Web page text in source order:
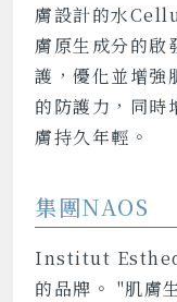
膚設計的水
膚原生成分的啟
護，優化並增強
的防護力，同時
膚持久年輕。
集團NAOS
Institut
的品牌。 "肌膚